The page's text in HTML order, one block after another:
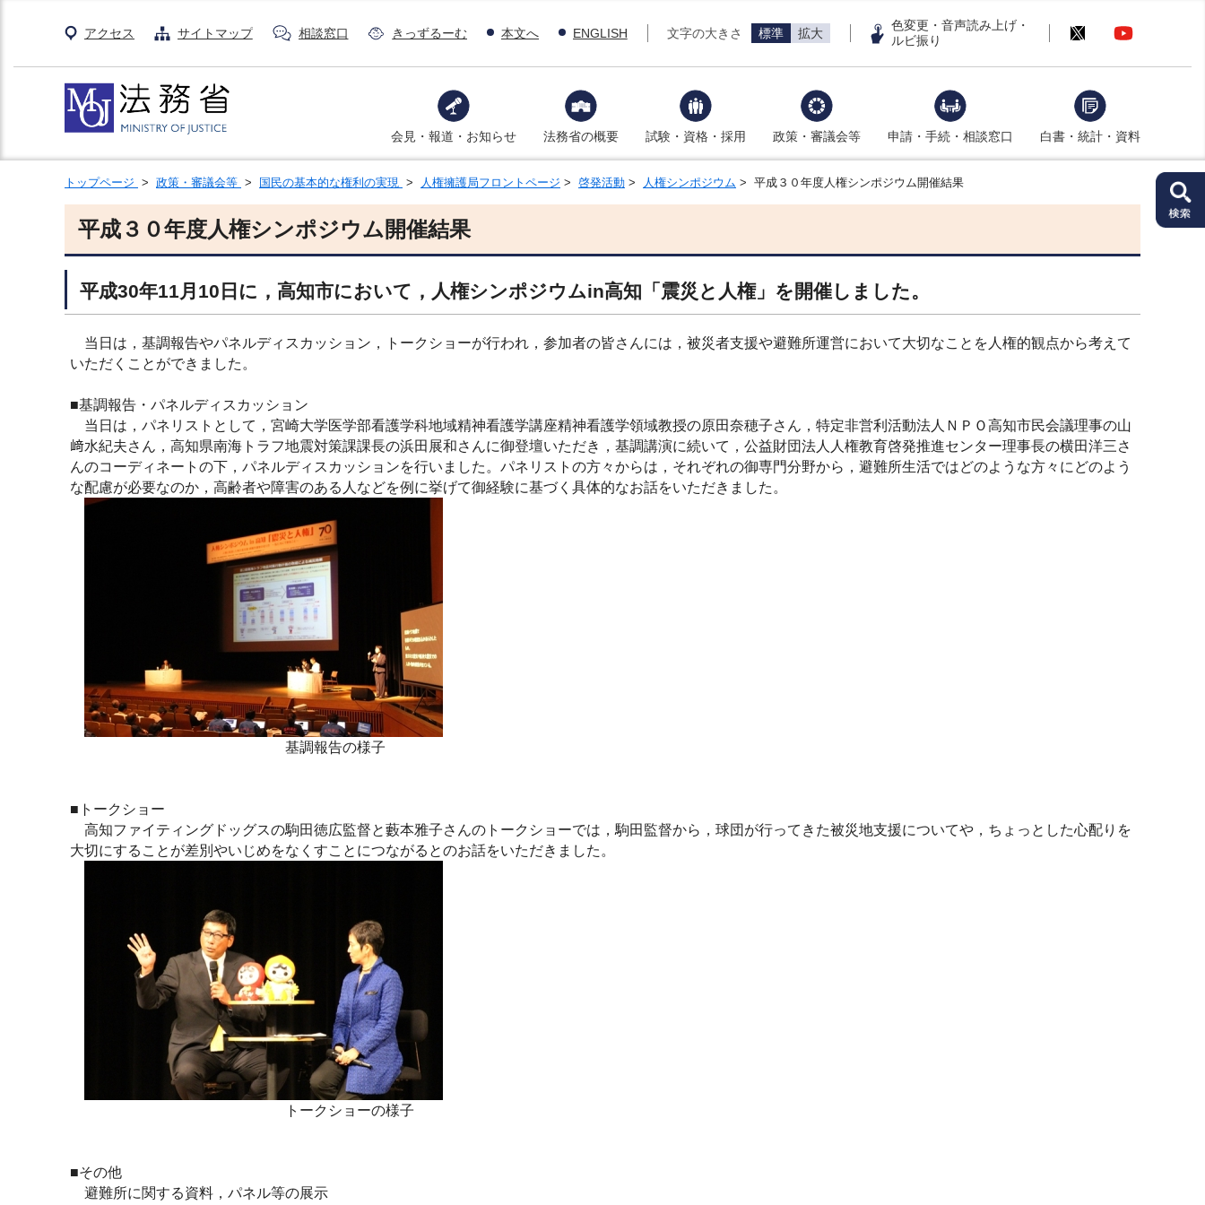
アクセス サイトマップ 相談窓口 きっずるーむ 本文へ ENGLISH 文字の大きさ 標準 拡大
色変更・音声読み上げ・
ルビ振り
会見・報道・お知らせ 法務省の概要 試験・資格・採用 政策・審議会等 申請・手続・相談窓口 白書・統計・資料
トップページ > 政策・審議会等 > 国民の基本的な権利の実現 > 人権擁護局フロントページ > 啓発活動 > 人権シンポジウム > 平成３０年度人権シンポジウム開催結果
平成３０年度人権シンポジウム開催結果
平成30年11月10日に，高知市において，人権シンポジウムin高知「震災と人権」を開催しました。
当日は，基調報告やパネルディスカッション，トークショーが行われ，参加者の皆さんには，被災者支援や避難所運営において大切なことを人権的観点から考えて
いただくことができました。
■基調報告・パネルディスカッション
当日は，パネリストとして，宮崎大学医学部看護学科地域精神看護学講座精神看護学領域教授の原田奈穂子さん，特定非営利活動法人ＮＰＯ高知市民会議理事の山
﨑水紀夫さん，高知県南海トラフ地震対策課課長の浜田展和さんに御登壇いただき，基調講演に続いて，公益財団法人人権教育啓発推進センター理事長の横田洋三さ
んのコーディネートの下，パネルディスカッションを行いました。パネリストの方々からは，それぞれの御専門分野から，避難所生活ではどのような方々にどのよう
な配慮が必要なのか，高齢者や障害のある人などを例に挙げて御経験に基づく具体的なお話をいただきました。
基調報告の様子
■トークショー
高知ファイティングドッグスの駒田徳広監督と藪本雅子さんのトークショーでは，駒田監督から，球団が行ってきた被災地支援についてや，ちょっとした心配りを
大切にすることが差別やいじめをなくすことにつながるとのお話をいただきました。
トークショーの様子
■その他
避難所に関する資料，パネル等の展示